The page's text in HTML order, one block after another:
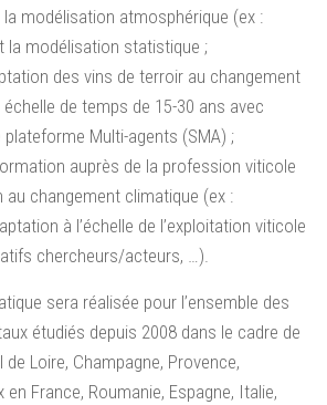
modélisation atmosphérique (ex :
la modélisation statistique ;
des vins de terroir au changement
de temps de 15-30 ans avec
plateforme Multi-agents (SMA) ;
auprès de la profession viticole
au changement climatique (ex :
à l’échelle de l’exploitation viticole
chercheurs/acteurs, …).
sera réalisée pour l’ensemble des
étudiés depuis 2008 dans le cadre de
de Loire, Champagne, Provence,
en France, Roumanie, Espagne, Italie,